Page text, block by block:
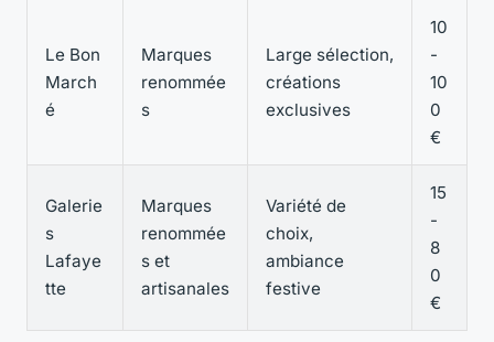
Le Bon
March
é
Marques
renommée
s
Large sélection,
créations
exclusives
10
-
10
0
€
Galerie
s
Lafaye
tte
Marques
renommée
s et
artisanales
Variété de
choix,
ambiance
festive
15
-
8
0
€